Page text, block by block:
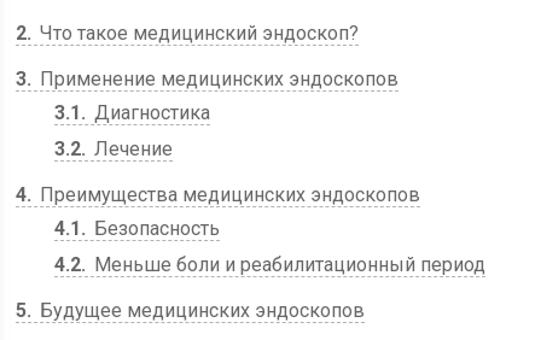
2 Что такое медицинский эндоскоп?
3
Применение медицинских эндоскопов
3.1
Диагностика
3.2 Лечение
4
Преимущества медицинских эндоскопов
4.1
Безопасность
4.2
Меньше боли и реабилитационный период
5
Будущее медицинских эндоскопов